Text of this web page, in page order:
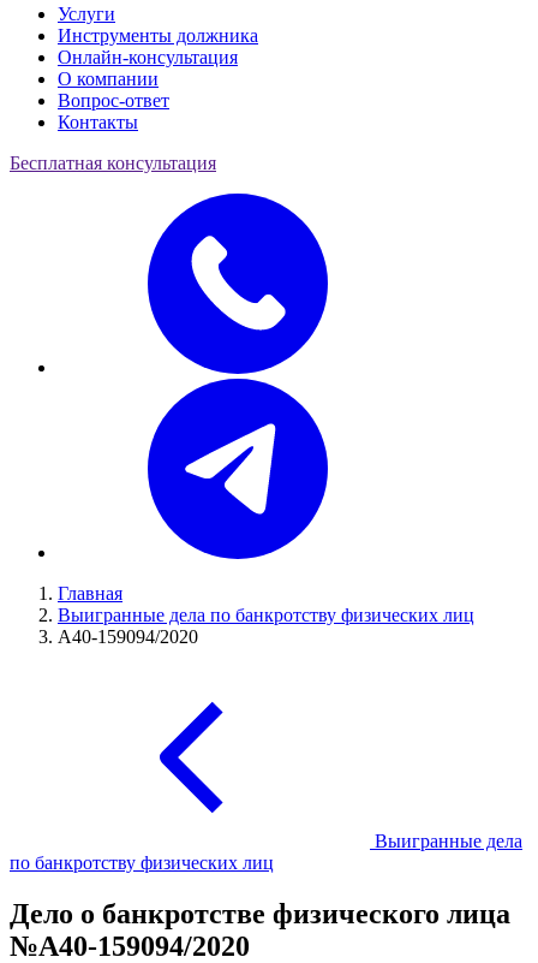
Услуги
Инструменты должника
Онлайн-консультация
О компании
Вопрос-ответ
Контакты
Бесплатная консультация
Главная
Выигранные дела по банкротству физических лиц
А40-159094/2020
Выигранные дела
по банкротству физических лиц
Дело о банкротстве физического лица
№А40-159094/2020